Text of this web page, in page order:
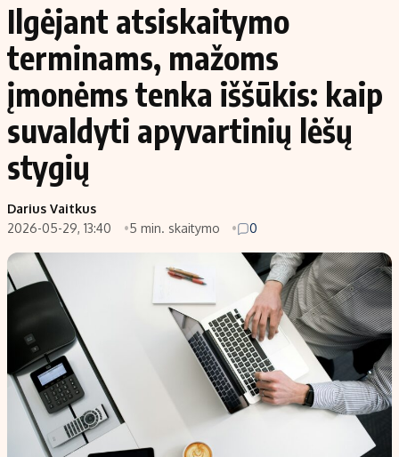
Ilgėjant atsiskaitymo
terminams, mažoms
įmonėms tenka iššūkis: kaip
suvaldyti apyvartinių lėšų
stygių
Darius Vaitkus
2026-05-29, 13:40
5 min. skaitymo 0